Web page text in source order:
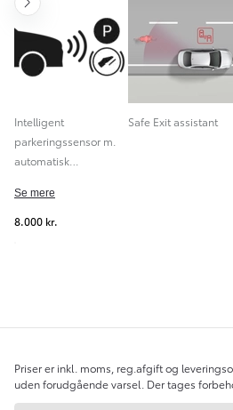
Gå til næste
Intelligent
parkeringssensor m.
automatisk
Safe Exit assistant
Se mere
8.000 kr.
Priser er inkl. moms, reg.afgift og
uden forudgående varsel. Der tages
Gå til forrige